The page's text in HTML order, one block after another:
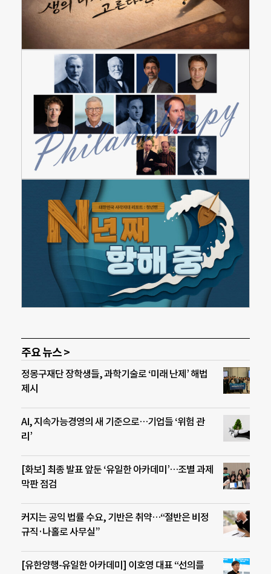
주요 뉴스 >
정몽구재단 장학생들, 과학기술로 ‘미래 난제’ 해법
제시
AI, 지속가능경영의 새 기준으로…기업들 ‘위험 관
리’
[화보] 최종 발표 앞둔 ‘유일한 아카데미’…조별 과제
막판 점검
커지는 공익 법률 수요, 기반은 취약…“절반은 비정
규직·나홀로 사무실”
[유한양행-유일한 아카데미] 이호영 대표 “선의를